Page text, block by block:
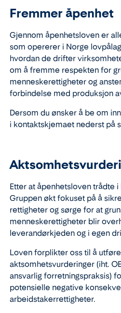
Fremmer åpenhet
Gjennom åpenhetsloven er
som opererer i Norge
hvordan de drifter
om å fremme respekten for
menneskerettigheter og
forbindelse med produksjon
Dersom du ønsker å be om
i kontaktskjemaet nederst på
Etter at åpenhetsloven trådte
Gruppen økt fokuset på å
rettigheter og sørge for at
menneskerettigheter blir
leverandørkjeden og i egen
Loven forplikter oss til å utføre
aktsomhetsvurderinger (iht.
ansvarlig forretningspraksis)
potensielle negative
arbeidstakerrettigheter.